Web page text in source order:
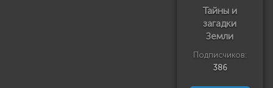
Тайны и
загадки
Земли
Подписчиков:
386